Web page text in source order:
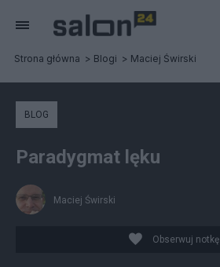
Strona główna Blogi Maciej Świrski
BLOG
Paradygmat lęku
Maciej Świrski
Obserwuj notkę